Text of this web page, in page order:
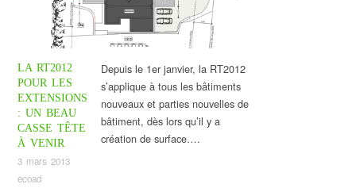
LA RT2012
POUR LES
EXTENSIONS
: UN BEAU
CASSE TÊTE
À VENIR
3 mars 2013
ecoad
Depuis le 1er janvier, la RT2012
s’applique à tous les bâtiments
nouveaux et parties nouvelles de
bâtiment, dès lors qu’il y a
création de surface….